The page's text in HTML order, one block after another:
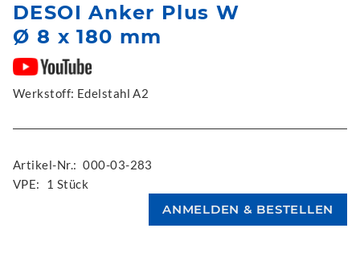
DESOI Anker Plus W
Ø 8 x 180 mm
Werkstoff: Edelstahl A2
Artikel-Nr.: 000-03-283
VPE:
1 Stück